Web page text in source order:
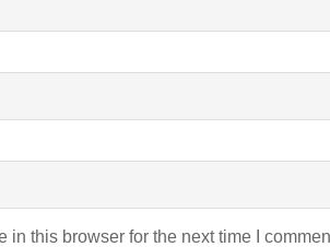
in this browser for the next time I